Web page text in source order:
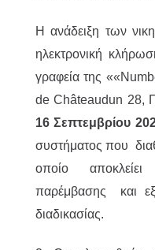
Η ανάδειξη των
ηλεκτρονική
γραφεία της
de Châteaudun 28,
16 Σεπτεμβρίου
συστήματος που
οποίο
παρέμβασης και
διαδικασίας.